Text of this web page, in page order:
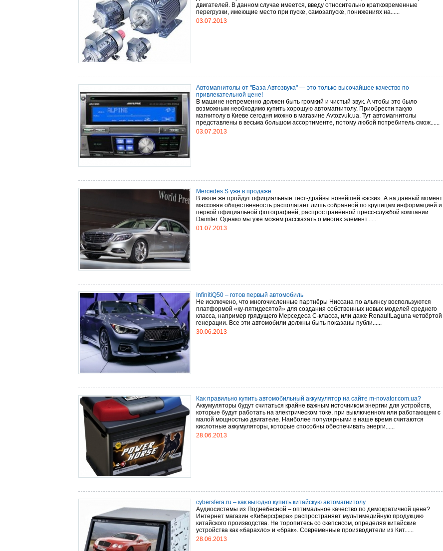
двигателей. В данном случае имеется, введу относительно кратковременные
перегрузки, имеющие место при пуске, самозапуске, понижениях на......
03.07.2013
Автомагнитолы от "База Автозвука" — это только высочайшее качество по
привлекательной цене!
В машине непременно должен быть громкий и чистый звук. А чтобы это было
возможным необходимо купить хорошую автомагнитолу. Приобрести такую
магнитолу в Киеве сегодня можно в магазине Avtozvuk.ua. Тут автомагнитолы
представлены в весьма большом ассортименте, потому любой потребитель смож......
03.07.2013
Mercedes S уже в продаже
В июле же пройдут официальные тест-драйвы новейшей «эски». А на данный момент
массовая общественность располагает лишь собранной по крупицам информацией и
первой официальной фотографией, распространённой пресс-службой компании
Daimler. Однако мы уже можем рассказать о многих элемент......
01.07.2013
InfinitiQ50 – готов первый автомобиль
Не исключено, что многочисленные партнёры Ниссана по альянсу воспользуются
платформой «ку-пятидесятой» для создания собственных новых моделей среднего
класса, например грядущего Мерседеса C-класса, или даже RenaultLaguna четвёртой
генерации. Все эти автомобили должны быть показаны публи......
30.06.2013
Как правильно купить автомобильный аккумулятор на сайте m-novator.com.ua?
Аккумуляторы будут считаться крайне важным источником энергии для устройств,
которые будут работать на электрическом токе, при выключенном или работающем с
малой мощностью двигателе. Наиболее популярными в наше время считаются
кислотные аккумуляторы, которые способны обеспечивать энерги......
28.06.2013
cybersfera.ru – как выгодно купить китайскую автомагнитолу
Аудиосистемы из Поднебесной – оптимальное качество по демократичной цене?
Интернет магазин «Киберсфера» распространяет мультимедийную продукцию
китайского производства. Не торопитесь со скепсисом, определяя китайские
устройства как «барахло» и «брак». Современные производители из Кит......
28.06.2013